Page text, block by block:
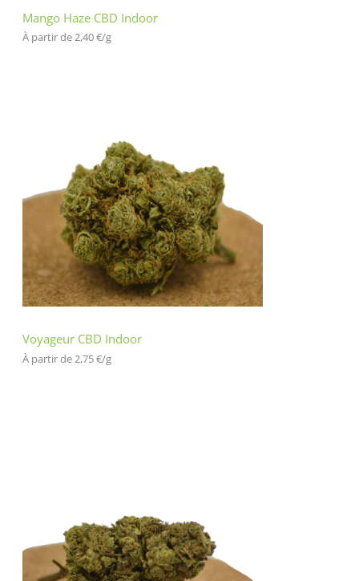
Mango Haze CBD Indoor
À partir de 2,40€/g
Voyageur CBD Indoor
À partir de 2,75€/g